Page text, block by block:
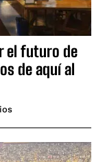
el futuro de
de aquí al